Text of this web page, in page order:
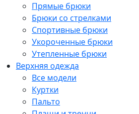
Прямые брюки
Брюки со стрелками
Спортивные брюки
Укороченные брюки
Утепленные брюки
Верхняя одежда
Все модели
Куртки
Пальто